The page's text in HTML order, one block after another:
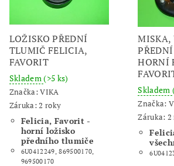
LOŽISKO PŘEDNÍ
TLUMIČ FELICIA,
FAVORIT
Skladem(>5 ks)
Značka:VIKA
Záruka: 2 roky
Felicia, Favorit -
horní ložisko
předního tlumiče
6U0412249, 869500170,
969500170
MISKA,
HORNÍ
Skladem
Značka:
Záruka: 2